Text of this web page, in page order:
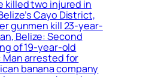
killed two injured in
Cayo District,
gunmen kill 23-year-
Belize: Second
of 19-year-old
arrested for
banana company